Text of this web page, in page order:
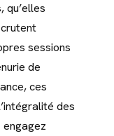
qu’elles
sessions
de
ces
des